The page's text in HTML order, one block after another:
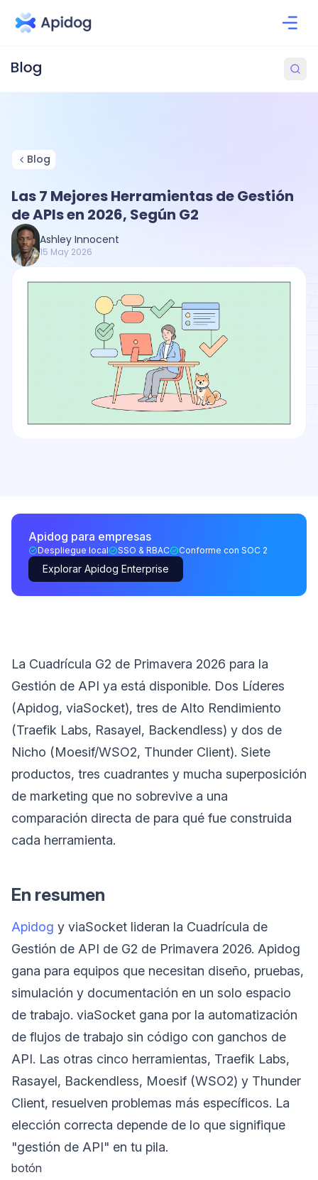
Blog
Las 7 Mejores Herramientas de Gestión
de APIs en 2026, Según G2
Ashley Innocent
15 May 2026
Apidog para empresas
Despliegue local SSO & RBAC Conforme con SOC 2
Explorar Apidog Enterprise
La Cuadrícula G2 de Primavera 2026 para la
Gestión de API ya está disponible. Dos Líderes
(Apidog, viaSocket), tres de Alto Rendimiento
(Traefik Labs, Rasayel, Backendless) y dos de
Nicho (Moesif/WSO2, Thunder Client). Siete
productos, tres cuadrantes y mucha superposición
de marketing que no sobrevive a una
comparación directa de para qué fue construida
cada herramienta.
En resumen
Apidog y viaSocket lideran la Cuadrícula de
Gestión de API de G2 de Primavera 2026. Apidog
gana para equipos que necesitan diseño, pruebas,
simulación y documentación en un solo espacio
de trabajo. viaSocket gana por la automatización
de flujos de trabajo sin código con ganchos de
API. Las otras cinco herramientas, Traefik Labs,
Rasayel, Backendless, Moesif (WSO2) y Thunder
Client, resuelven problemas más específicos. La
elección correcta depende de lo que signifique
"gestión de API" en tu pila.
botón